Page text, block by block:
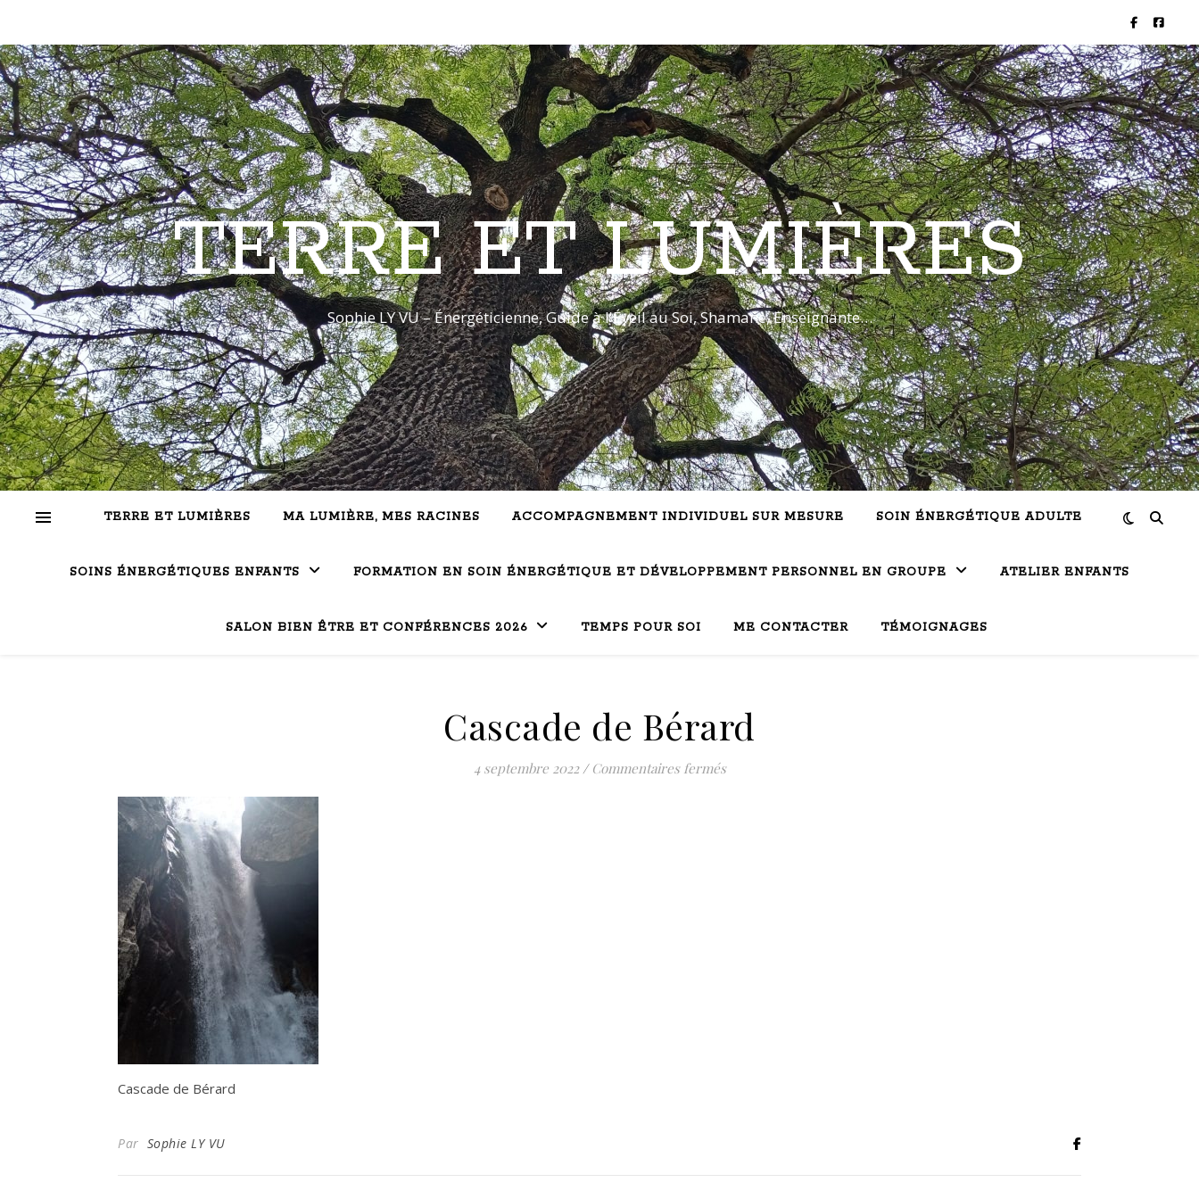
TERRE ET LUMIÈRES
Sophie LY VU – Énergéticienne, Guide à l'Éveil au Soi, Shamane, Enseignante…
TERRE ET LUMIÈRES MA LUMIÈRE, MES RACINES ACCOMPAGNEMENT INDIVIDUEL SUR MESURE SOIN ÉNERGÉTIQUE ADULTE
SOINS ÉNERGÉTIQUES ENFANTS FORMATION EN SOIN ÉNERGÉTIQUE ET DÉVELOPPEMENT PERSONNEL EN GROUPE ATELIER ENFANTS
SALON BIEN ÊTRE ET CONFÉRENCES 2026 TEMPS POUR SOI ME CONTACTER TÉMOIGNAGES
Cascade de Bérard
4 septembre 2022 / Commentaires ferméssur Cascade de Bérard
Cascade de Bérard
Par Sophie LY VU